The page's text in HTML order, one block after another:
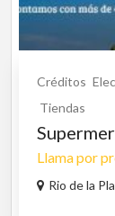
Créditos
Tiendas
Llama por
Rio de la